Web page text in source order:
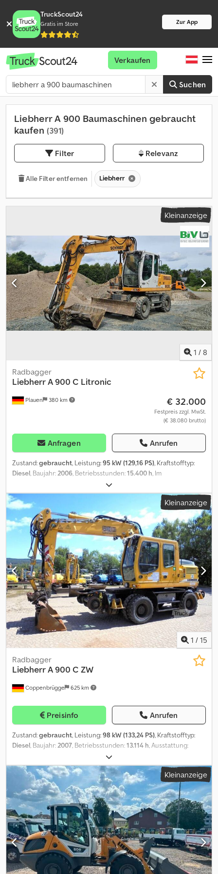
TruckScout24
Gratis im Store Zur App
Suchen
Verkaufen
Liebherr A 900 Baumaschinen gebraucht
kaufen (391)
Filter Relevanz
Alle Filter entfernen Liebherr
Kleinanzeige
1 / 8
Plauen 380 km
Radbagger
LiebherrA 900 C Litronic
€ 32.000
Festpreis zzgl. MwSt.
(€ 38.080 brutto)
Anfragen Anrufen
Zustand:gebraucht, Leistung:95 kW (129,16 PS), Kraftstofftyp:
Diesel, Baujahr:2006, Betriebsstunden:15.400 h, Im
Kundenauftrag zu verkaufen; mit Schnellwechsler Likufix 48 und
1x Tieflöffel; Maschine Einsatzbereit. Dsdpfeznalajx Acmjkr =
Weitere Informationen = Antrieb: Rad Leergewicht: 18.000 kg
Seriennummer: 1002/031012 Lieferbedingungen: EXW
Produktionsland: DE Wenden Sie sich an Uwe Pinkes, um weitere
Informationen zu erhalten.
Kleinanzeige
1 / 15
Coppenbrügge 625 km
Radbagger
LiebherrA 900 C ZW
Preisinfo Anrufen
Zustand:gebraucht, Leistung:98 kW (133,24 PS), Kraftstofftyp:
Diesel , Baujahr: 2007 , Betriebsstunden:13.114 h , Ausstattung:
, = Weitere Optionen und Zubehör = - Ausleger mit
Rohrbruchventil -> Sicherheits-Rohrbruchventil -
Ausleger/Winde - Automatisches Schmiersystem -> Auto-
Schmiersystem - Grabenlöffel - Hammer/Scherenhydraulik -
Rundumkennleuchte - Schnellwechsler - Verstellbarer
Hydraulikausleger - Zusätzliche Hydraulik Dkodpfx Acezp Dlyemor
= Anmerkungen = GOWORIM PO RUSSKI - Yuriy mobil:
ZWEIWEGEBAGGER Straße + Schiene. Doppelkabine mit
Klimaanlage, Standheizung, Radio, Rückfahrkamera. Hydr.
Verstellausleger, Löffelstiel 2.250 mm, mech. Schnellwechsler SMP
2, hydr. schwenkbarer Grabenlöffel 2.000 mm, Zweischalengreifer
800 mm, Hammer- und Scherenhydraulik. Hub- und
Kleinanzeige